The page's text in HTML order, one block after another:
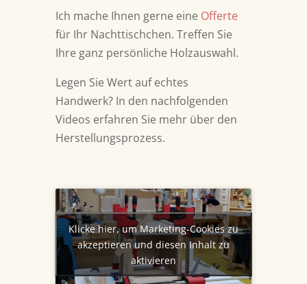
Ich mache Ihnen gerne eine Offerte
für Ihr Nachttischchen. Treffen Sie
Ihre ganz persönliche Holzauswahl.
Legen Sie Wert auf echtes
Handwerk? In den nachfolgenden
Videos erfahren Sie mehr über den
Herstellungsprozess.
Klicke hier, um Marketing-Cookies zu
akzeptieren und diesen Inhalt zu
aktivieren